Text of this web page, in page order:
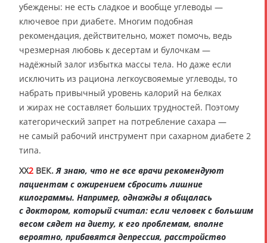
убеждены: не есть сладкое и вообще углеводы —
ключевое при диабете. Многим подобная
рекомендация, действительно, может помочь, ведь
чрезмерная любовь к десертам и булочкам —
надёжный залог избытка массы тела. Но даже если
исключить из рациона легкоусвояемые углеводы, то
набрать привычный уровень калорий на белках
и жирах не составляет больших трудностей. Поэтому
категорический запрет на потребление сахара —
не самый рабочий инструмент при сахарном диабете 2
типа.
XX2 ВЕК. Я знаю, что не все врачи рекомендуют
пациентам с ожирением сбросить лишние
килограммы. Например, однажды я общалась
с доктором, который считал: если человек с большим
весом сядет на диету, к его проблемам, вполне
вероятно, прибавятся депрессия, расстройство